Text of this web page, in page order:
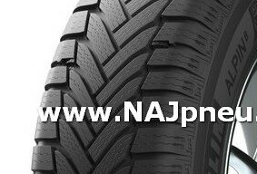
Dodávkové + malé úžitkové
Celoročné pneumatiky
Osobné/crossover + malé úžitkové
SUV/crossover + OFFRoad-ové